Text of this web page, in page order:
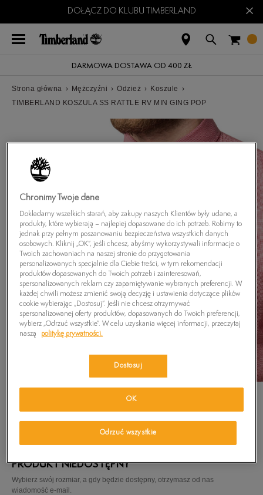
DOŁĄCZ DO KLUBU TIMBERLAND ×
DARMOWA DOSTAWA OD 400 ZŁ
Strona główna › Mężczyźni › Odzież › Koszule ›
TIMBERLAND KOSZULA SS RATTLE RV MIN GING POP
TIMBERLAND KOSZULA SS RATTLE RV MIN
GING POP
PRODUKT NIEDOSTĘPNY
Wybierz swój rozmiar, a gdy będzie dostępny, otrzymasz od nas
wiadomość e-mail.
Chronimy Twoje dane
Dokładamy wszelkich starań, aby zakupy naszych Klientów były udane, a
produkty, które wybierają – najlepiej dopasowane do ich potrzeb. Robimy to
jednak przy pełnym poszanowaniu bezpieczeństwa wszystkich danych
osobowych. Kliknij „OK”, jeśli chcesz, abyśmy wykorzystywali informacje o
Twoich zachowaniach na naszej stronie do przygotowania
personalizowanych specjalnie dla Ciebie treści, w tym rekomendacji
produktów dopasowanych do Twoich potrzeb i zainteresowań,
spersonalizowanych reklam czy zapamiętywanie wybranych preferencji. W
każdej chwili możesz zmienić swoją decyzję i ustawienia dotyczące plików
cookie wybierając „Dostosuj”. Jeśli nie chcesz otrzymywać
spersonalizowanej oferty produktów, dopasowanych do Twoich preferencji,
wybierz „Odrzuć wszystkie”. W celu uzyskania więcej informacji, przeczytaj
naszą
politykę prywatności.
Dostosuj
Odrzuć wszystkie
OK